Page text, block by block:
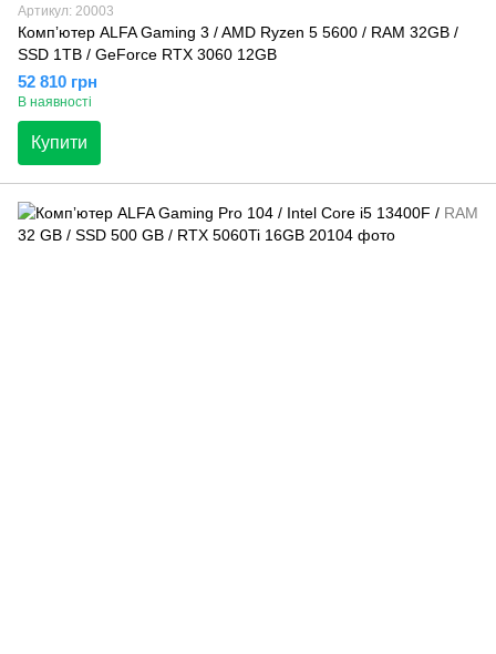
Артикул: 20003
Компʼютер ALFA Gaming 3 / AMD Ryzen 5 5600 / RAM 32GB /
SSD 1TB / GeForce RTX 3060 12GB
52 810 грн
В наявності
Купити